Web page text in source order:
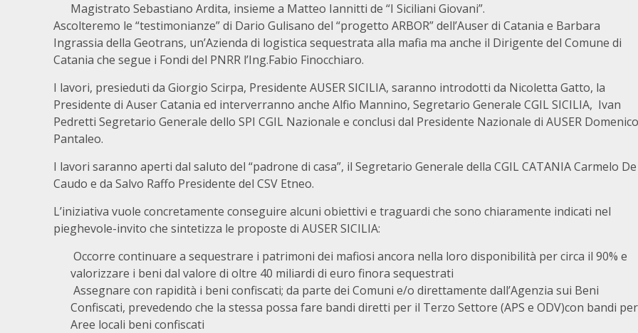
Magistrato Sebastiano Ardita, insieme a Matteo Iannitti de “I Siciliani Giovani”.
Ascolteremo le “testimonianze” di Dario Gulisano del “progetto ARBOR” dell’Auser di Catania e Barbara
Ingrassia della Geotrans, un’Azienda di logistica sequestrata alla mafia ma anche il Dirigente del Comune di
Catania che segue i Fondi del PNRR l’Ing.Fabio Finocchiaro.
I lavori, presieduti da Giorgio Scirpa, Presidente AUSER SICILIA, saranno introdotti da Nicoletta Gatto, la
Presidente di Auser Catania ed interverranno anche Alfio Mannino, Segretario Generale CGIL SICILIA, Ivan
Pedretti Segretario Generale dello SPI CGIL Nazionale e conclusi dal Presidente Nazionale di AUSER Domenico
Pantaleo.
I lavori saranno aperti dal saluto del “padrone di casa”, il Segretario Generale della CGIL CATANIA Carmelo De
Caudo e da Salvo Raffo Presidente del CSV Etneo.
L’iniziativa vuole concretamente conseguire alcuni obiettivi e traguardi che sono chiaramente indicati nel
pieghevole-invito che sintetizza le proposte di AUSER SICILIA:
Occorre continuare a sequestrare i patrimoni dei mafiosi ancora nella loro disponibilità per circa il 90% e
valorizzare i beni dal valore di oltre 40 miliardi di euro finora sequestrati
Assegnare con rapidità i beni confiscati; da parte dei Comuni e/o direttamente dall’Agenzia sui Beni
Confiscati, prevedendo che la stessa possa fare bandi diretti per il Terzo Settore (APS e ODV)con bandi per
Aree locali beni confiscati